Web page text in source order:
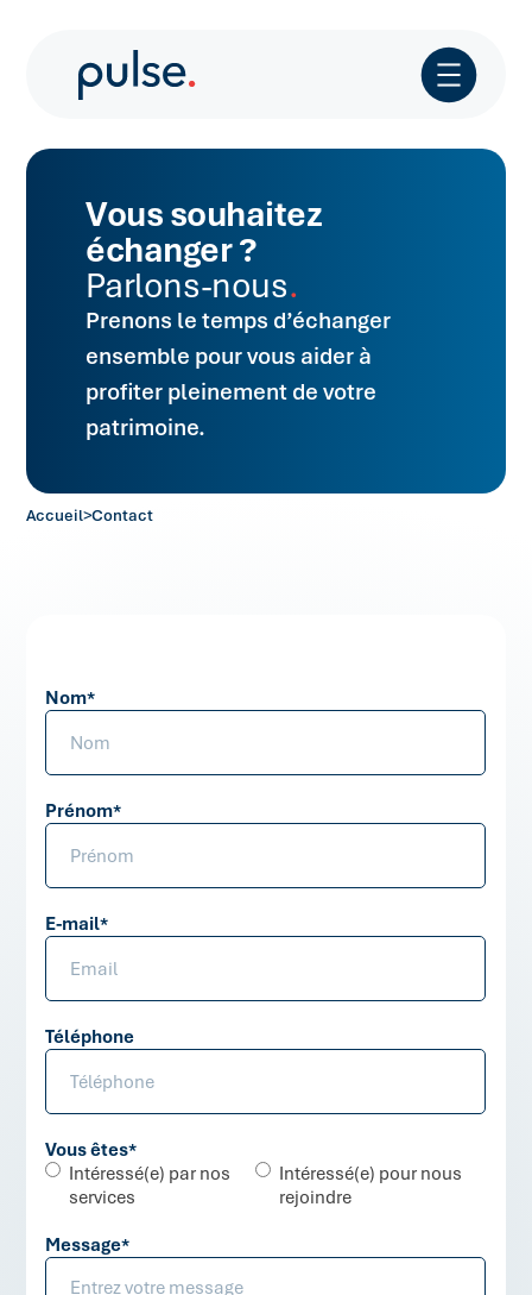
Vous souhaitez
échanger ?
Parlons-nous
Prenons le temps d’échanger
ensemble pour vous aider à
profiter pleinement de votre
patrimoine.
Accueil>Contact
Nom*
Prénom*
E-mail*
Téléphone
Vous êtes*
Intéressé(e) par nos
services
Intéressé(e) pour nous
rejoindre
Message*